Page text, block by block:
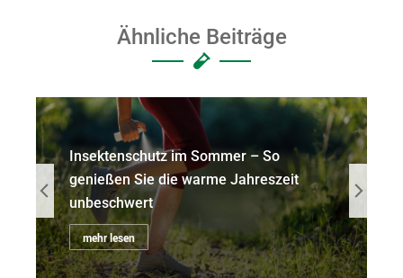
Ähnliche Beiträge
Insektenschutz im Sommer – So
genießen Sie die warme Jahreszeit
unbeschwert
mehr lesen